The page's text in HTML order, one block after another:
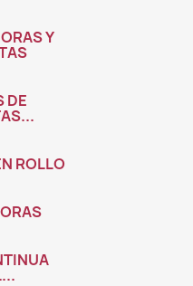
Y
DE
ROLLO